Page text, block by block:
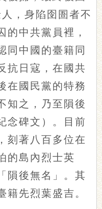
，身陷囹圄者不
的中共黨員裡，
同中國的臺籍同
抗日寇，在國共
在國民黨的特務
知之，乃至隕後
念碑文）。目前
刻著八百多位在
的島內烈士英
隕後無名」。其
籍先烈葉盛吉。